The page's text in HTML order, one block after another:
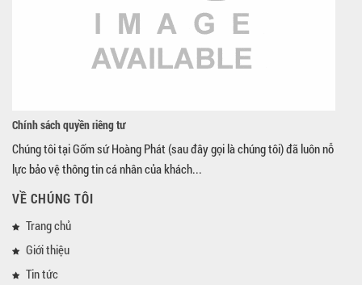
Chính sách quyền riêng tư
Chúng tôi tại Gốm sứ Hoàng Phát (sau đây gọi là chúng tôi) đã luôn nỗ
lực bảo vệ thông tin cá nhân của khách...
VỀ CHÚNG TÔI
Trang chủ
Giới thiệu
Tin tức